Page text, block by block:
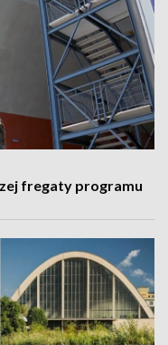
fregaty programu